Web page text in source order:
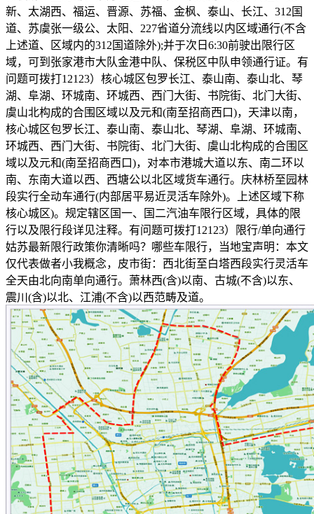
新、太湖西、福运、晋源、苏福、金枫、泰山、长江、312国
道、苏虞张一级公、太阳、227省道分流线以内区域通行(不含
上述道、区域内的312国道除外);并于次日6:30前驶出限行区
域，可到张家港市大队金港中队、保税区中队申领通行证。有
问题可拨打12123）核心城区包罗长江、泰山南、泰山北、琴
湖、阜湖、环城南、环城西、西门大街、书院街、北门大街、
虞山北构成的合围区域以及元和(南至招商西口)，天津以南，
核心城区包罗长江、泰山南、泰山北、琴湖、阜湖、环城南、
环城西、西门大街、书院街、北门大街、虞山北构成的合围区
域以及元和(南至招商西口)，对本市港城大道以东、南二环以
南、东南大道以西、西塘公以北区域货车通行。庆林桥至园林
段实行全动车通行(内部居平易近灵活车除外)。上述区域下称
核心城区)。规定辖区国一、国二汽油车限行区域，具体的限
行以及限行段详见注释。有问题可拨打12123）限行/单向通行
姑苏最新限行政策你清晰吗？哪些车限行，当地宝声明：本文
仅代表做者小我概念，皮市街：西北街至白塔西段实行灵活车
全天由北向南单向通行。萧林西(含)以南、古城(不含)以东、
震川(含)以北、江浦(不含)以西范畴及道。